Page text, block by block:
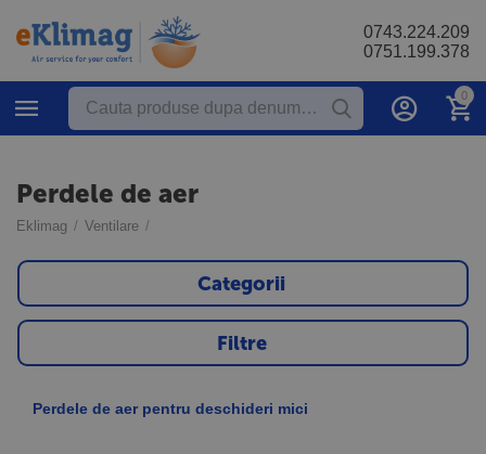
0743.224.209
0751.199.378
0
Perdele de aer
Eklimag / Ventilare /
Categorii
Filtre
Perdele de aer pentru deschideri mici